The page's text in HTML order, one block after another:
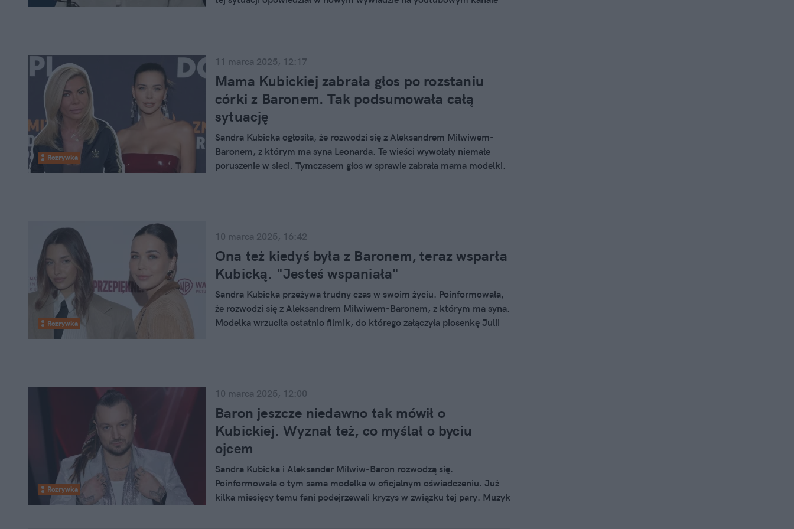
Rozrywka
11 marca 2025, 12:17
Mama Kubickiej zabrała głos po rozstaniu
córki z Baronem. Tak podsumowała całą
sytuację
Sandra Kubicka ogłosiła, że rozwodzi się z Aleksandrem Milwiwem-
Baronem, z którym ma syna Leonarda. Te wieści wywołały niemałe
poruszenie w sieci. Tymczasem głos w sprawie zabrała mama modelki.
Rozrywka
10 marca 2025, 16:42
Ona też kiedyś była z Baronem, teraz wsparła
Kubicką. "Jesteś wspaniała"
Sandra Kubicka przeżywa trudny czas w swoim życiu. Poinformowała,
że rozwodzi się z Aleksandrem Milwiwem-Baronem, z którym ma syna.
Modelka wrzuciła ostatnio filmik, do którego załączyła piosenkę Julii
Rozrywka
10 marca 2025, 12:00
Baron jeszcze niedawno tak mówił o
Kubickiej. Wyznał też, co myślał o byciu
ojcem
Sandra Kubicka i Aleksander Milwiw-Baron rozwodzą się.
Poinformowała o tym sama modelka w oficjalnym oświadczeniu. Już
kilka miesięcy temu fani podejrzewali kryzys w związku tej pary. Muzyk